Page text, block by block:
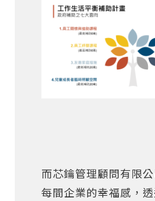
而芯鑰管理顧問有限
每間企業的幸福感，